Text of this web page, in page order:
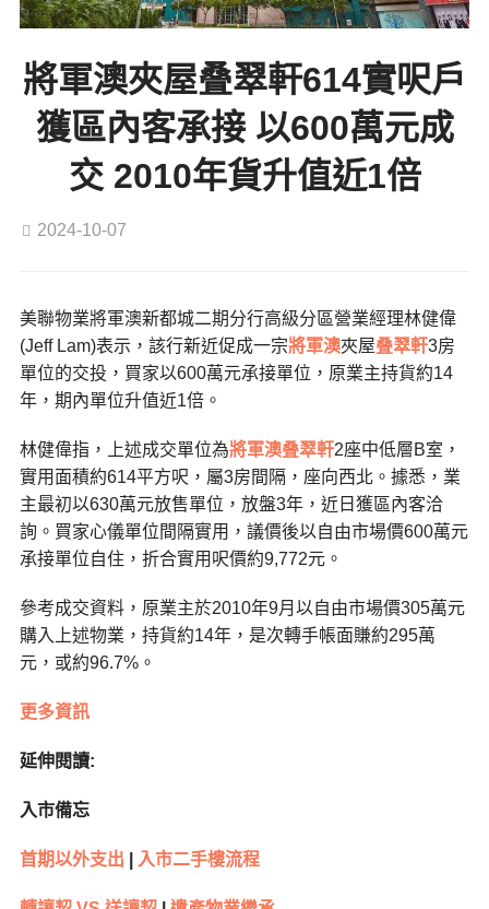
將軍澳夾屋叠翠軒614實呎戶
獲區內客承接 以600萬元成
交 2010年貨升值近1倍
2024-10-07
美聯物業將軍澳新都城二期分行高級分區營業經理林健偉
(Jeff Lam)表示，該行新近促成一宗將軍澳夾屋叠翠軒3房
單位的交投，買家以600萬元承接單位，原業主持貨約14
年，期內單位升值近1倍。
林健偉指，上述成交單位為將軍澳叠翠軒2座中低層B室，
實用面積約614平方呎，屬3房間隔，座向西北。據悉，業
主最初以630萬元放售單位，放盤3年，近日獲區內客洽
詢。買家心儀單位間隔實用，議價後以自由市場價600萬元
承接單位自住，折合實用呎價約9,772元。
參考成交資料，原業主於2010年9月以自由市場價305萬元
購入上述物業，持貨約14年，是次轉手帳面賺約295萬
元，或約96.7%。
更多資訊
延伸閱讀:
入市備忘
首期以外支出 入市二手樓流程